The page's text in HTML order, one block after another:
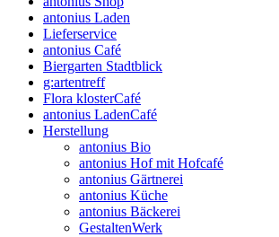
antonius Laden
Lieferservice
antonius Café
Biergarten Stadtblick
g:artentreff
Flora klosterCafé
antonius LadenCafé
Herstellung
antonius Bio
antonius Hof mit Hofcafé
antonius Gärtnerei
antonius Küche
antonius Bäckerei
GestaltenWerk